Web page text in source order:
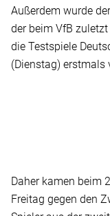
Außerdem wurde
der beim VfB
die Testspiele
(Dienstag) erstmals
Daher kamen beim
Freitag gegen den